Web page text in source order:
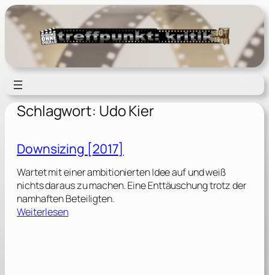
Zum
Inhalt
springen
Schlagwort: Udo Kier
Downsizing [2017]
Wartet mit einer ambitionierten Idee auf und weiß
nichts daraus zu machen. Eine Enttäuschung trotz der
namhaften Beteiligten.
Weiterlesen: